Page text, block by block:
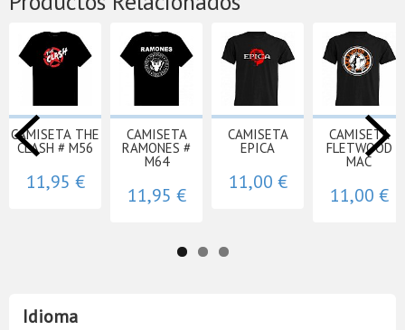
Idioma
CAMISETA THE
CLASH # M56
11,95 €
CAMISETA
RAMONES #
M64
11,95 €
CAMISETA
EPICA
11,00 €
CAMISETA
FLETWOOD
MAC
11,00 €